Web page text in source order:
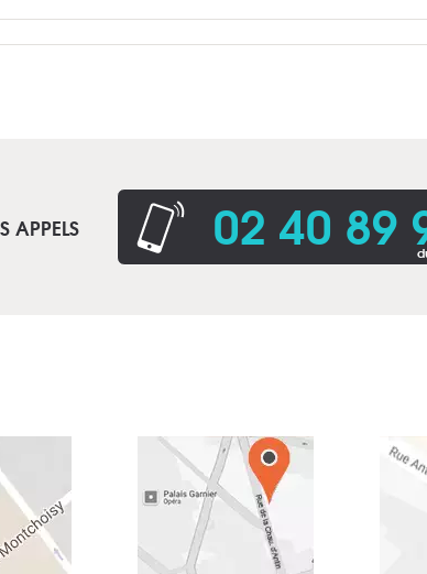
APPELS 02 40 89